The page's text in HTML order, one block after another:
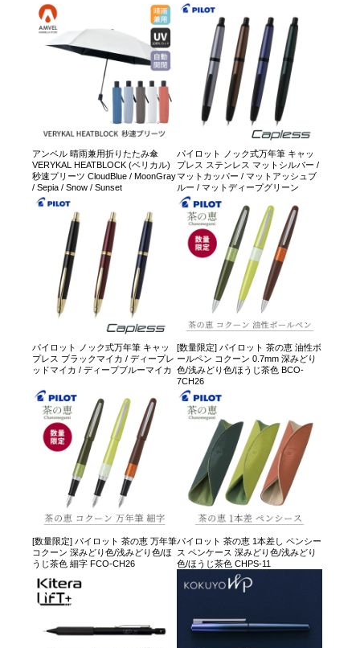
アンベル 晴雨兼用折りたたみ傘
VERYKAL HEATBLOCK (ベリカル)
秒速プリーツ CloudBlue / MoonGray
/ Sepia / Snow / Sunset
パイロット ノック式万年筆 キャッ
プレス ステンレス マットシルバー /
マットカッパー / マットアッシュブ
ルー / マットディープグリーン
パイロット ノック式万年筆 キャッ
プレス ブラックマイカ / ディープレ
ッドマイカ / ディープブルーマイカ
[数量限定] パイロット 茶の恵 油性ボ
ールペン コクーン 0.7mm 深みどり
色/浅みどり色/ほうじ茶色 BCO-
7CH26
[数量限定] パイロット 茶の恵 万年筆
コクーン 深みどり色/浅みどり色/ほ
うじ茶色 細字 FCO-CH26
パイロット 茶の恵 1本差し ペンシー
ス ペンケース 深みどり色/浅みどり
色/ほうじ茶色 CHPS-11